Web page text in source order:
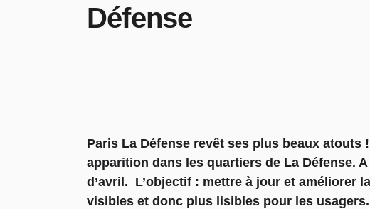
Défense
Paris La Défense revêt ses plus beaux atouts
apparition dans les quartiers de La Défense.
d’avril. L’objectif : mettre à jour et améliorer
visibles et donc plus lisibles pour les usagers.